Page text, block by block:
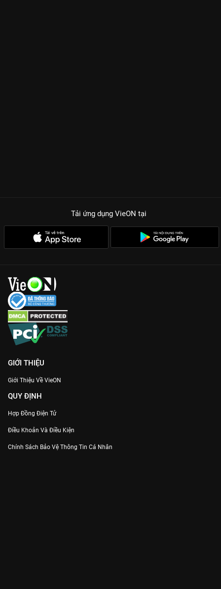
Tải ứng dụng VieON tại
GIỚI THIỆU
Giới Thiệu Về VieON
QUY ĐỊNH
Hợp Đồng Điện Tử
Điều Khoản Và Điều Kiện
Chính Sách Bảo Vệ Thông Tin Cá Nhân